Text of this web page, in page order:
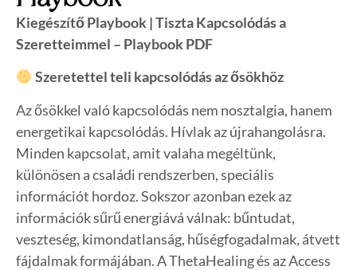
Kiegészítő Playbook | Tiszta Kapcsolódás a
Szeretteimmel – Playbook PDF
Szeretettel teli kapcsolódás az ősökhöz
Az ősökkel való kapcsolódás nem nosztalgia, hanem
energetikai kapcsolódás. Hívlak az újrahangolásra.
Minden kapcsolat, amit valaha megéltünk,
különösen a családi rendszerben, speciális
információt hordoz. Sokszor azonban ezek az
információk sűrű energiává válnak: bűntudat,
veszteség, kimondatlanság, hűségfogadalmak, átvett
fájdalmak formájában. A ThetaHealing és az Access